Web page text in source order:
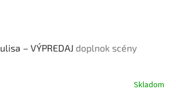
– VÝPREDAJ doplnok scény
Skladom